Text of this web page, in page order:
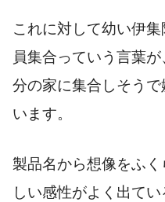
これに対して幼い伊
員集合っていう言葉
分の家に集合しそう
います。
製品名から想像をふ
しい感性がよく出て